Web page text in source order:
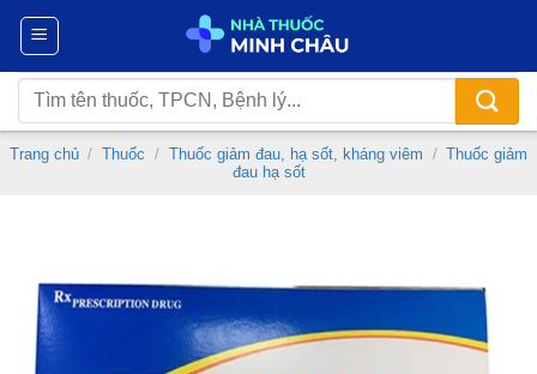
Chuyển
nội
dung
Tìm
kiếm:
Trang chủ / Thuốc / Thuốc giảm đau, hạ sốt, kháng viêm / Thuốc giảm
đau hạ sốt